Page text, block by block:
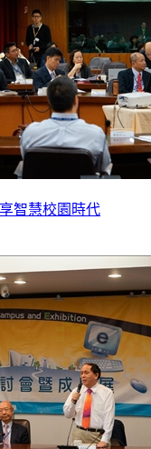
智慧校園時代